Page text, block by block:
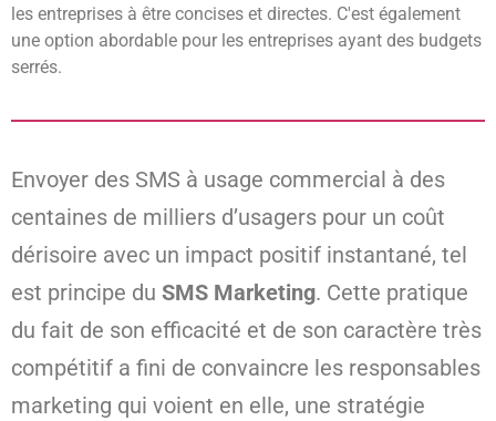
les entreprises à être concises et directes. C'est également
une option abordable pour les entreprises ayant des budgets
serrés.
Envoyer des SMS à usage commercial à des
centaines de milliers d’usagers pour un coût
dérisoire avec un impact positif instantané, tel
est principe du SMS Marketing. Cette pratique
du fait de son efficacité et de son caractère très
compétitif a fini de convaincre les responsables
marketing qui voient en elle, une stratégie